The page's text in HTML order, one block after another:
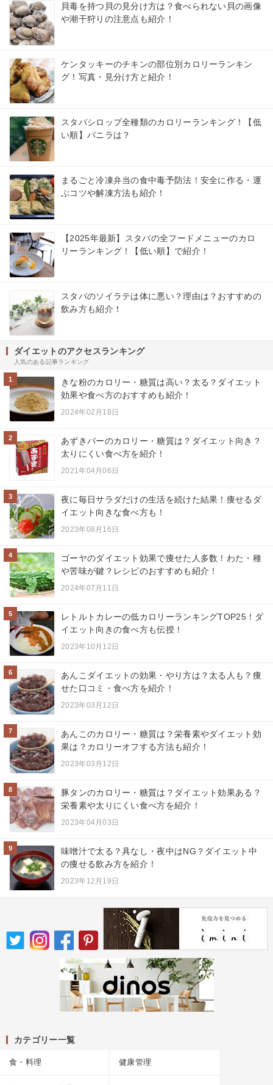
貝毒を持つ貝の見分け方は？食べられない貝の画像
や潮干狩りの注意点も紹介！
ケンタッキーのチキンの部位別カロリーランキン
グ！写真・見分け方と紹介！
スタバシロップ全種類のカロリーランキング！【低
い順】バニラは？
まるごと冷凍弁当の食中毒予防法！安全に作る・運
ぶコツや解凍方法も紹介！
【2025年最新】スタバの全フードメニューのカロ
リーランキング！【低い順】で紹介！
スタバのソイラテは体に悪い？理由は？おすすめの
飲み方も紹介！
ダイエットのアクセスランキング
人気のある記事ランキング
1
きな粉のカロリー・糖質は高い？太る？ダイエット
効果や食べ方のおすすめも紹介！
2024年02月18日
2
あずきバーのカロリー・糖質は？ダイエット向き？
太りにくい食べ方を紹介！
2021年04月06日
3
夜に毎日サラダだけの生活を続けた結果！痩せるダ
イエット向きな食べ方も！
2023年08月16日
4
ゴーヤのダイエット効果で痩せた人多数！わた・種
や苦味が鍵？レシピのおすすめも紹介！
2024年07月11日
5
レトルトカレーの低カロリーランキングTOP25！ダ
イエット向きの食べ方も伝授！
2023年10月12日
6
あんこダイエットの効果・やり方は？太る人も？痩
せた口コミ・食べ方を紹介！
2023年03月12日
7
あんこのカロリー・糖質は？栄養素やダイエット効
果は？カロリーオフする方法も紹介！
2023年03月12日
8
豚タンのカロリー・糖質は？ダイエット効果ある？
栄養素や太りにくい食べ方を紹介！
2023年04月03日
9
味噌汁で太る？具なし・夜中はNG？ダイエット中
の痩せる飲み方を紹介！
2023年12月19日
カテゴリー一覧
食・料理 健康管理